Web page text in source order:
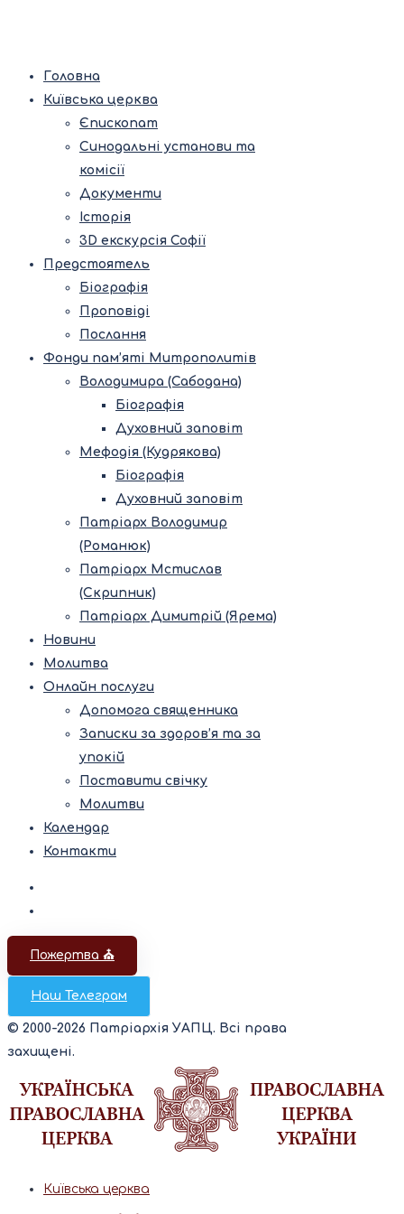
Головна
Київська церква
Єпископат
Синодальні установи та
комісії
Документи
Історія
3D екскурсія Софії
Предстоятель
Біографія
Проповіді
Послання
Фонди пам’яті Митрополитів
Володимира (Сабодана)
Біографія
Духовний заповіт
Мефодія (Кудрякова)
Біографія
Духовний заповіт
Патріарх Володимир
(Романюк)
Патріарх Мстислав
(Скрипник)
Патріарх Димитрій (Ярема)
Новини
Молитва
Онлайн послуги
Допомога священника
Записки за здоров’я та за
упокій
Поставити свічку
Молитви
Календар
Контакти
Пожертва ⛪️
Наш Телеграм
© 2000-2026 Патріархія УАПЦ. Всі права
захищені.
Київська церква